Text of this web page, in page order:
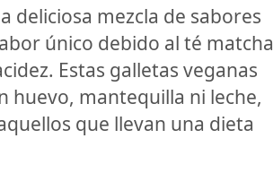
deliciosa mezcla de sabores
único debido al té matcha
Estas galletas veganas
huevo, mantequilla ni leche,
que llevan una dieta